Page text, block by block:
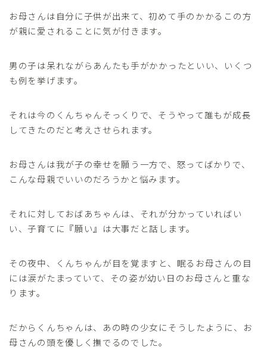
お母さんは自分に子供が出来て、初めて手のかかるこの方
が親に愛されることに気が付きます。
男の子は呆れながらあんたも手がかかったといい、いくつ
も例を挙げます。
それは今のくんちゃんそっくりで、そうやって誰もが成長
してきたのだと考えさせられます。
お母さんは我が子の幸せを願う一方で、怒ってばかりで、
こんな母親でいいのだろうかと悩みます。
それに対しておばあちゃんは、それが分かっていればい
い、子育てに『願い』は大事だと話します。
その夜中、くんちゃんが目を覚ますと、眠るお母さんの目
には涙がたまっていて、その姿が幼い日のお母さんと重な
ります。
だからくんちゃんは、あの時の少女にそうしたように、お
母さんの頭を優しく撫でるのでした。